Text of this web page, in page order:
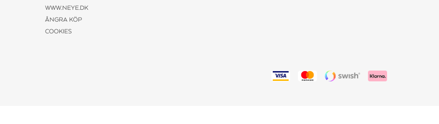
WWW.NEYE.DK
ÅNGRA KÖP
COOKIES